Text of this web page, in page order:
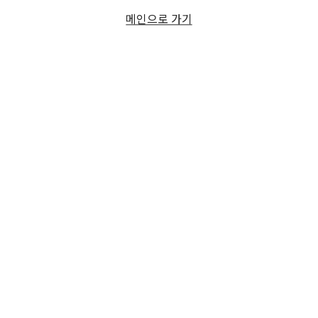
메인으로 가기